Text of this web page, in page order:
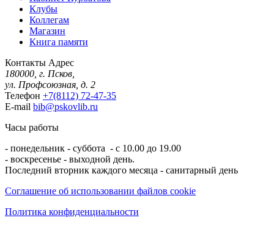
Клубы
Коллегам
Магазин
Книга памяти
Контакты Адрес
180000, г. Псков,
ул. Профсоюзная, д. 2
Телефон +7(8112) 72-47-35
E-mail bib@pskovlib.ru
Часы работы
- понедельник - суббота - с 10.00 до 19.00
- воскресенье - выходной день.
Последний вторник каждого месяца - санитарный день
Соглашение об использовании файлов cookie
Политика конфиденциальности